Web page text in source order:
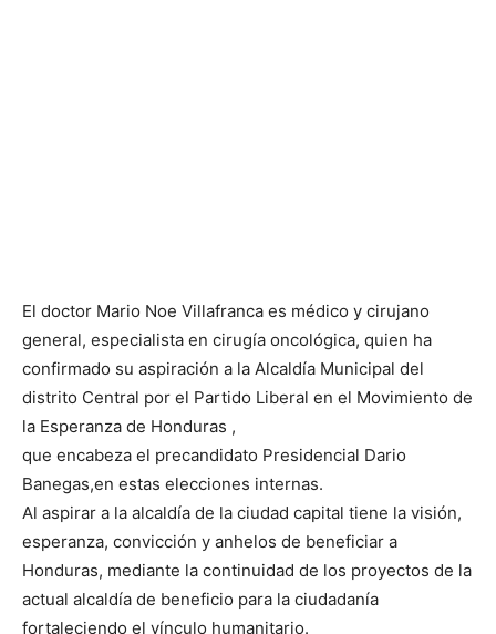
El doctor Mario Noe Villafranca es médico y cirujano
general, especialista en cirugía oncológica, quien ha
confirmado su aspiración a la Alcaldía Municipal del
distrito Central por el Partido Liberal en el Movimiento de
la Esperanza de Honduras ,
que encabeza el precandidato Presidencial Dario
Banegas,en estas elecciones internas.
Al aspirar a la alcaldía de la ciudad capital tiene la visión,
esperanza, convicción y anhelos de beneficiar a
Honduras, mediante la continuidad de los proyectos de la
actual alcaldía de beneficio para la ciudadanía
fortaleciendo el vínculo humanitario.